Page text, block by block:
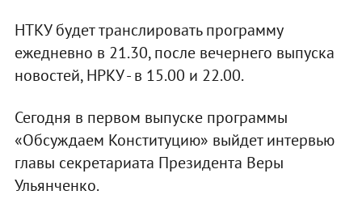
НТКУ будет транслировать программу
ежедневно в 21.30, после вечернего выпуска
новостей, НРКУ - в 15.00 и 22.00.
Сегодня в первом выпуске программы
«Обсуждаем Конституцию» выйдет интервью
главы секретариата Президента Веры
Ульянченко.